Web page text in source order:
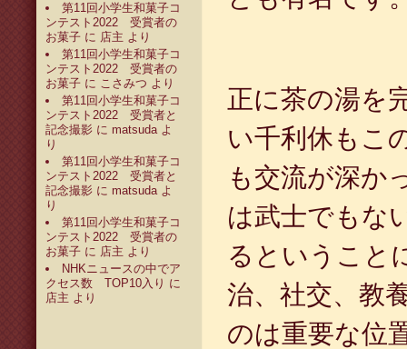
第11回小学生和菓子コ
ンテスト2022 受賞者の
お菓子 に 店主 より
第11回小学生和菓子コ
ンテスト2022 受賞者の
お菓子 に こさみつ より
第11回小学生和菓子コ
ンテスト2022 受賞者と
記念撮影 に matsudaよ
り
第11回小学生和菓子コ
ンテスト2022 受賞者と
記念撮影 に matsudaよ
り
第11回小学生和菓子コ
ンテスト2022 受賞者の
お菓子 に 店主 より
NHKニュースの中でア
クセス数 TOP10入り に
店主 より
正に茶の湯を
い千利休もこ
も交流が深か
は武士でもな
るということ
治、社交、教
のは重要な位